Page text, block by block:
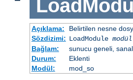
Açıklama:
Belirtilen nesne
Sözdizimi: LoadModule
Bağlam:
sunucu geneli,
Durum:
Eklenti
Modül:
mod_so